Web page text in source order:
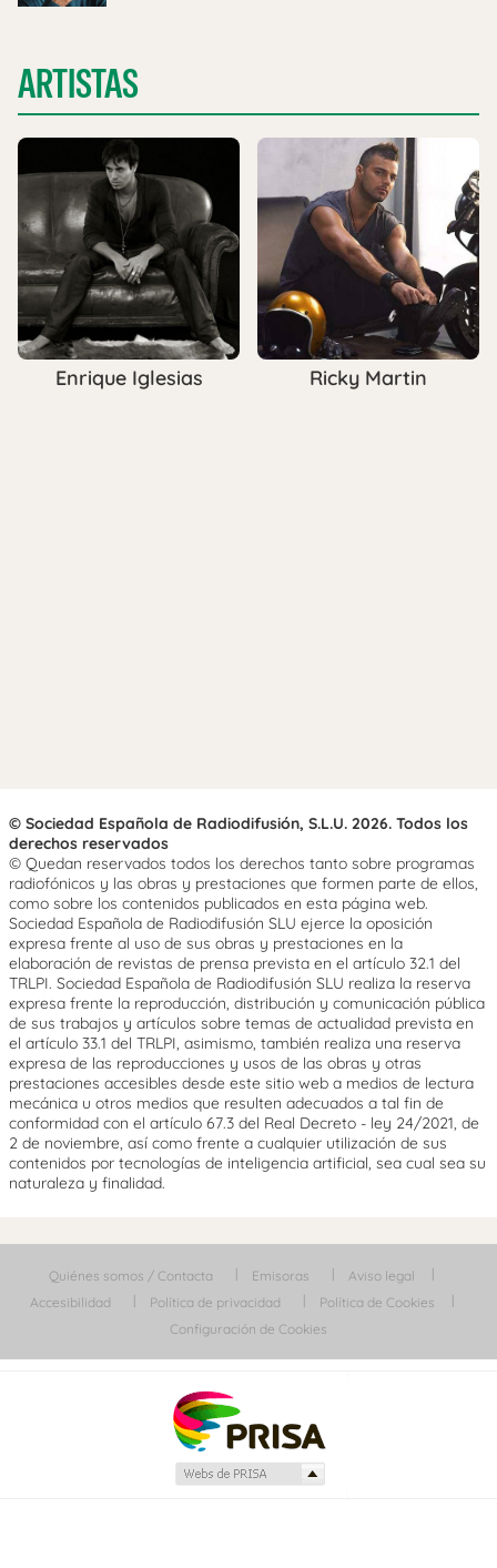
ARTISTAS
Enrique Iglesias Ricky Martin
© Sociedad Española de Radiodifusión, S.L.U. 2026. Todos los
derechos reservados
© Quedan reservados todos los derechos tanto sobre programas
radiofónicos y las obras y prestaciones que formen parte de ellos,
como sobre los contenidos publicados en esta página web.
Sociedad Española de Radiodifusión SLU ejerce la oposición
expresa frente al uso de sus obras y prestaciones en la
elaboración de revistas de prensa prevista en el artículo 32.1 del
TRLPI. Sociedad Española de Radiodifusión SLU realiza la reserva
expresa frente la reproducción, distribución y comunicación pública
de sus trabajos y artículos sobre temas de actualidad prevista en
el artículo 33.1 del TRLPI, asimismo, también realiza una reserva
expresa de las reproducciones y usos de las obras y otras
prestaciones accesibles desde este sitio web a medios de lectura
mecánica u otros medios que resulten adecuados a tal fin de
conformidad con el artículo 67.3 del Real Decreto - ley 24/2021, de
2 de noviembre, así como frente a cualquier utilización de sus
contenidos por tecnologías de inteligencia artificial, sea cual sea su
naturaleza y finalidad.
Quiénes somos / Contacta Emisoras
Aviso legal
Accesibilidad
Política de privacidad
Política de Cookies
Configuración de Cookies